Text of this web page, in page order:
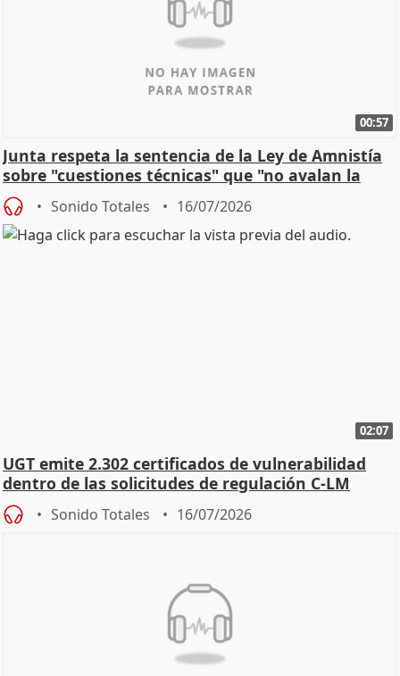
00:57
Junta respeta la sentencia de la Ley de Amnistía
sobre "cuestiones técnicas" que "no avalan la
const
Sonido Totales 16/07/2026
02:07
UGT emite 2.302 certificados de vulnerabilidad
dentro de las solicitudes de regulación C-LM
Sonido Totales 16/07/2026